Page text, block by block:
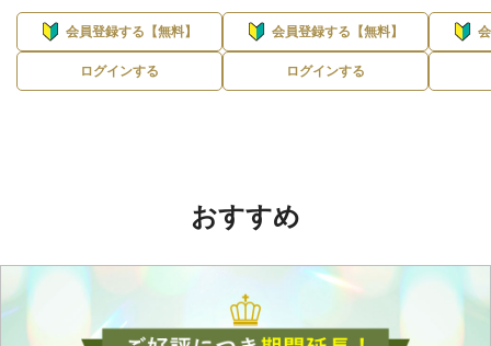
会員登録する【無料】
ログインする
会員登録する【無料】
ログインする
おすすめ